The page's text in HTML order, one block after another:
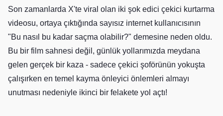
Son zamanlarda X'te viral olan iki şok edici çekici kurtarma
videosu, ortaya çıktığında sayısız internet kullanıcısının
"Bu nasıl bu kadar saçma olabilir?" demesine neden oldu.
Bu bir film sahnesi değil, günlük yollarımızda meydana
gelen gerçek bir kaza - sadece çekici şoförünün yokuşta
çalışırken en temel kayma önleyici önlemleri almayı
unutması nedeniyle ikinci bir felakete yol açtı!